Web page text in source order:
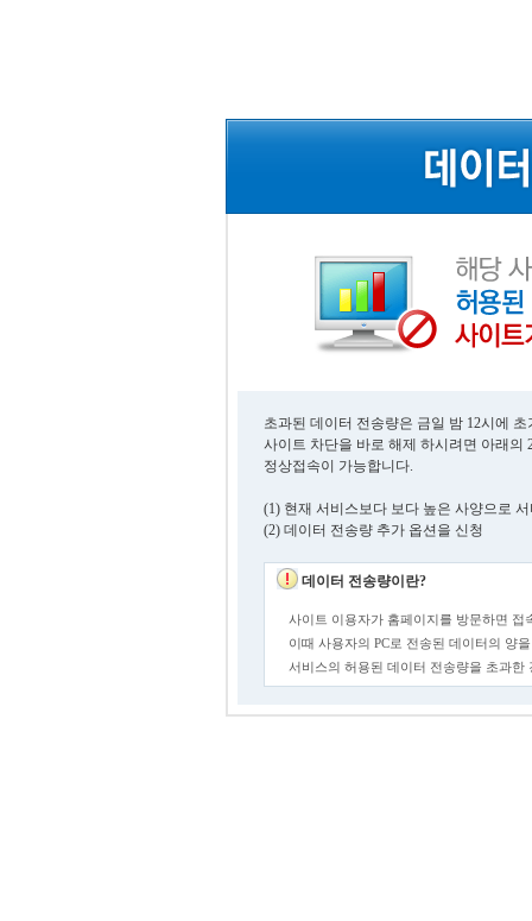
초과된 데이터 전송량은 금일 밤 12시에
사이트 차단을 바로 해제 하시려면 아래의
정상접속이 가능합니다.
(1) 현재 서비스보다 보다 높은 사양으로
(2) 데이터 전송량 추가 옵션을 신청
데이터 전송량이란?
사이트 이용자가 홈페이지를 방문하면 접
이때 사용자의 PC로 전송된 데이터의 양
서비스의 허용된 데이터 전송량을 초과